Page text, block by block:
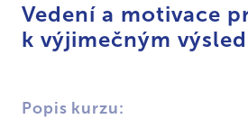
Vedení a motivace
k výjimečným
Popis kurzu: